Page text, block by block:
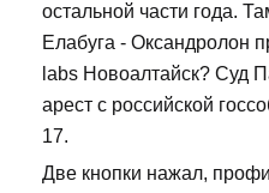
остальной части года.
Елабуга - Оксандролон
labs Новоалтайск? Суд
арест с российской
17.
Две кнопки нажал,